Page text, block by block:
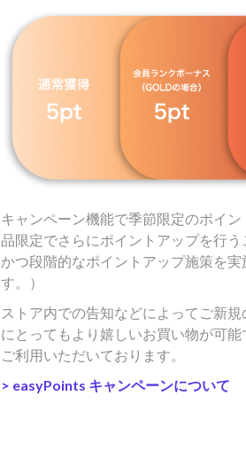
キャンペーン機能で季節限定のポイ
品限定でさらにポイントアップを行
かつ段階的なポイントアップ施策を
す。）
ストア内での告知などによってご新
にとってもより嬉しいお買い物が可
ご利用いただいております。
> easyPoints キャンペーンについて